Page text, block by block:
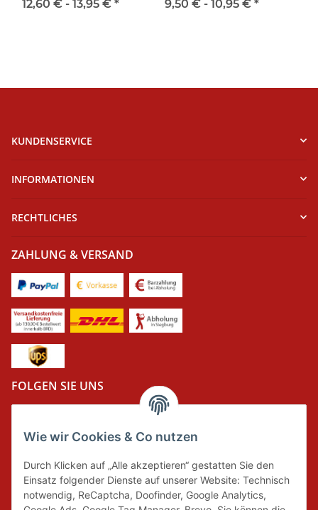
Wie wir Cookies & Co nutzen
Durch Klicken auf „Alle akzeptieren“ gestatten Sie den
Einsatz folgender Dienste auf unserer Website: Technisch
notwendig, ReCaptcha, Doofinder, Google Analytics,
Erwachsenengrößen,
12,60 € - 13,95 € *
9,50 € - 10,95 € *
KUNDENSERVICE
INFORMATIONEN
RECHTLICHES
ZAHLUNG & VERSAND
FOLGEN SIE UNS
Wir tragen Verantwortung und erfüllen unsere
Pflichten zur Systembeteiligung nach dem